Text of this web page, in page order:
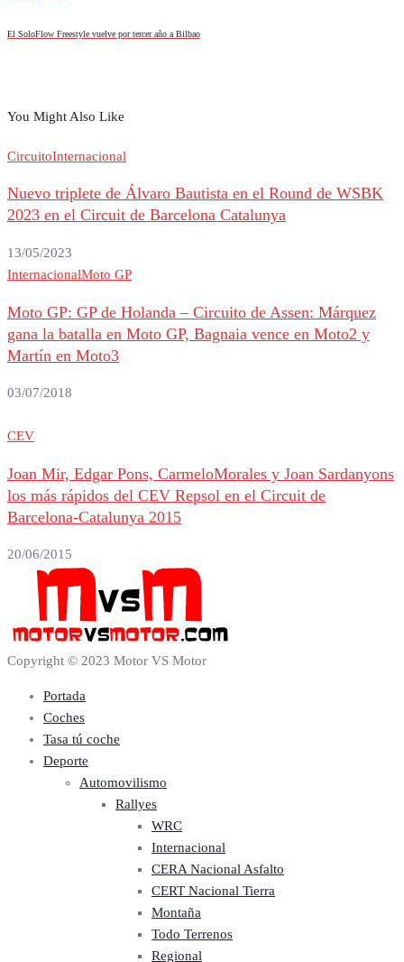
El SoloFlow Freestyle vuelve por tercer año a Bilbao
You Might Also Like
CircuitoInternacional
Nuevo triplete de Álvaro Bautista en el Round de WSBK
2023 en el Circuit de Barcelona Catalunya
13/05/2023
InternacionalMoto GP
Moto GP: GP de Holanda – Circuito de Assen: Márquez
gana la batalla en Moto GP, Bagnaia vence en Moto2 y
Martín en Moto3
03/07/2018
CEV
Joan Mir, Edgar Pons, CarmeloMorales y Joan Sardanyons
los más rápidos del CEV Repsol en el Circuit de
Barcelona-Catalunya 2015
20/06/2015
Copyright © 2023 Motor VS Motor
Portada
Coches
Tasa tú coche
Deporte
Automovilismo
Rallyes
WRC
Internacional
CERA Nacional Asfalto
CERT Nacional Tierra
Montaña
Todo Terrenos
Regional